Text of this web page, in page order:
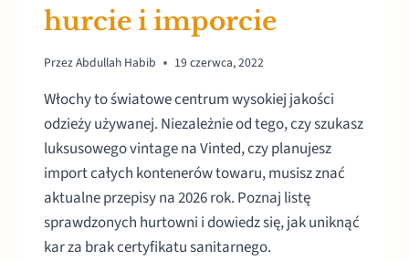
hurcie i imporcie
PrzezAbdullah Habib 19 czerwca, 2022
Włochy to światowe centrum wysokiej jakości
odzieży używanej. Niezależnie od tego, czy szukasz
luksusowego vintage na Vinted, czy planujesz
import całych kontenerów towaru, musisz znać
aktualne przepisy na 2026 rok. Poznaj listę
sprawdzonych hurtowni i dowiedz się, jak uniknąć
kar za brak certyfikatu sanitarnego.